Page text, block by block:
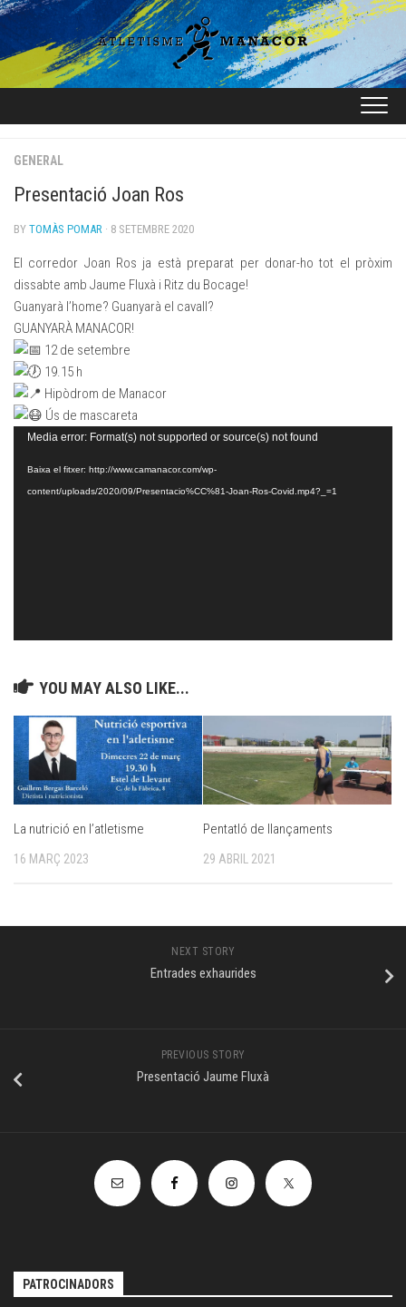
Skip
to
content
GENERAL
Presentació Joan Ros
BY TOMÀS POMAR · 8 SETEMBRE 2020
El corredor Joan Ros ja està preparat per donar-ho tot el pròxim
dissabte amb Jaume Fluxà i Ritz du Bocage!
Guanyarà l’home? Guanyarà el cavall?
GUANYARÀ MANACOR!
12 de setembre
19.15 h
Hipòdrom de Manacor
Ús de mascareta
Reproductor
Media error: Format(s) not supported or source(s) not found
Baixa el fitxer: http://www.camanacor.com/wp-
content/uploads/2020/09/Presentacio%CC%81-Joan-Ros-Covid.mp4?_=1
YOU MAY ALSO LIKE...
La nutrició en l’atletisme
16 MARÇ 2023
Pentatló de llançaments
29 ABRIL 2021
NEXT STORY
Entrades exhaurides
PREVIOUS STORY
Presentació Jaume Fluxà
PATROCINADORS